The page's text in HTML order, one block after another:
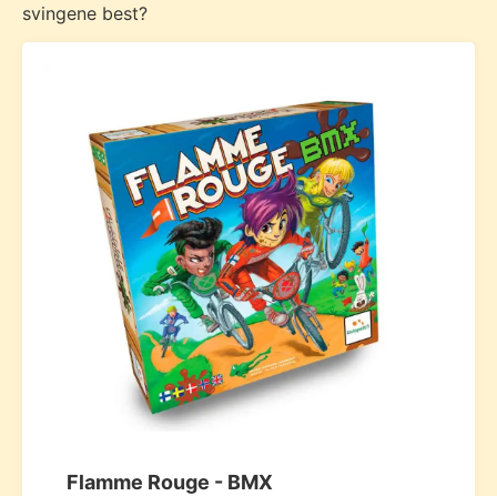
svingene best?
Flamme Rouge - BMX